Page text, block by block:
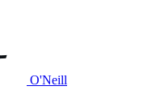
O'Neill